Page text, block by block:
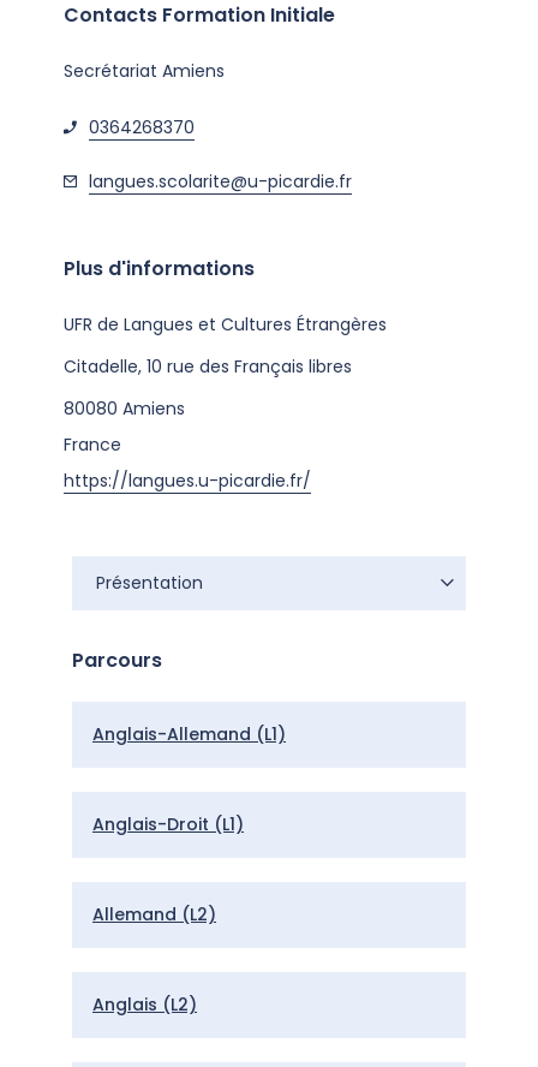
Contacts Formation Initiale
Secrétariat Amiens
0364268370
langues.scolarite@u-picardie.fr
Plus d'informations
UFR de Langues et Cultures Étrangères
Citadelle, 10 rue des Français libres
80080 Amiens
France
https://langues.u-picardie.fr/
Présentation
Présentation
Parcours
Anglais-Allemand (L1)
Anglais-Droit (L1)
Allemand (L2)
Anglais (L2)